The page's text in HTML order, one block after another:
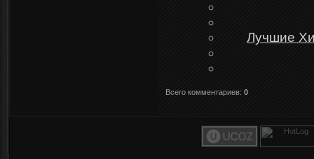
Лучшие
Всего комментариев: 0